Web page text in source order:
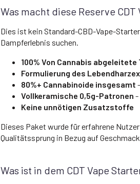
Was macht diese Reserve CDT
Dies ist kein Standard-CBD-Vape-
Dampferlebnis suchen.
100% Von Cannabis abgeleitete
Formulierung des
80%+ Cannabinoide insgesamt
Vollkeramische 0,5g-Patronen -
Keine unnötigen Zusatzstoffe
Dieses Paket wurde für erfahrene
Qualitätssprung in Bezug auf
Was ist in dem CDT Vape